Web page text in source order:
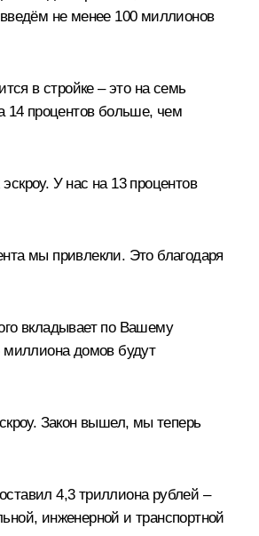
не менее 100 миллионов
в стройке – это на семь
14 процентов больше, чем
У нас на 13 процентов
мы привлекли. Это благодаря
вкладывает по Вашему
миллиона домов будут
Закон вышел, мы теперь
4,3 триллиона рублей –
инженерной и транспортной